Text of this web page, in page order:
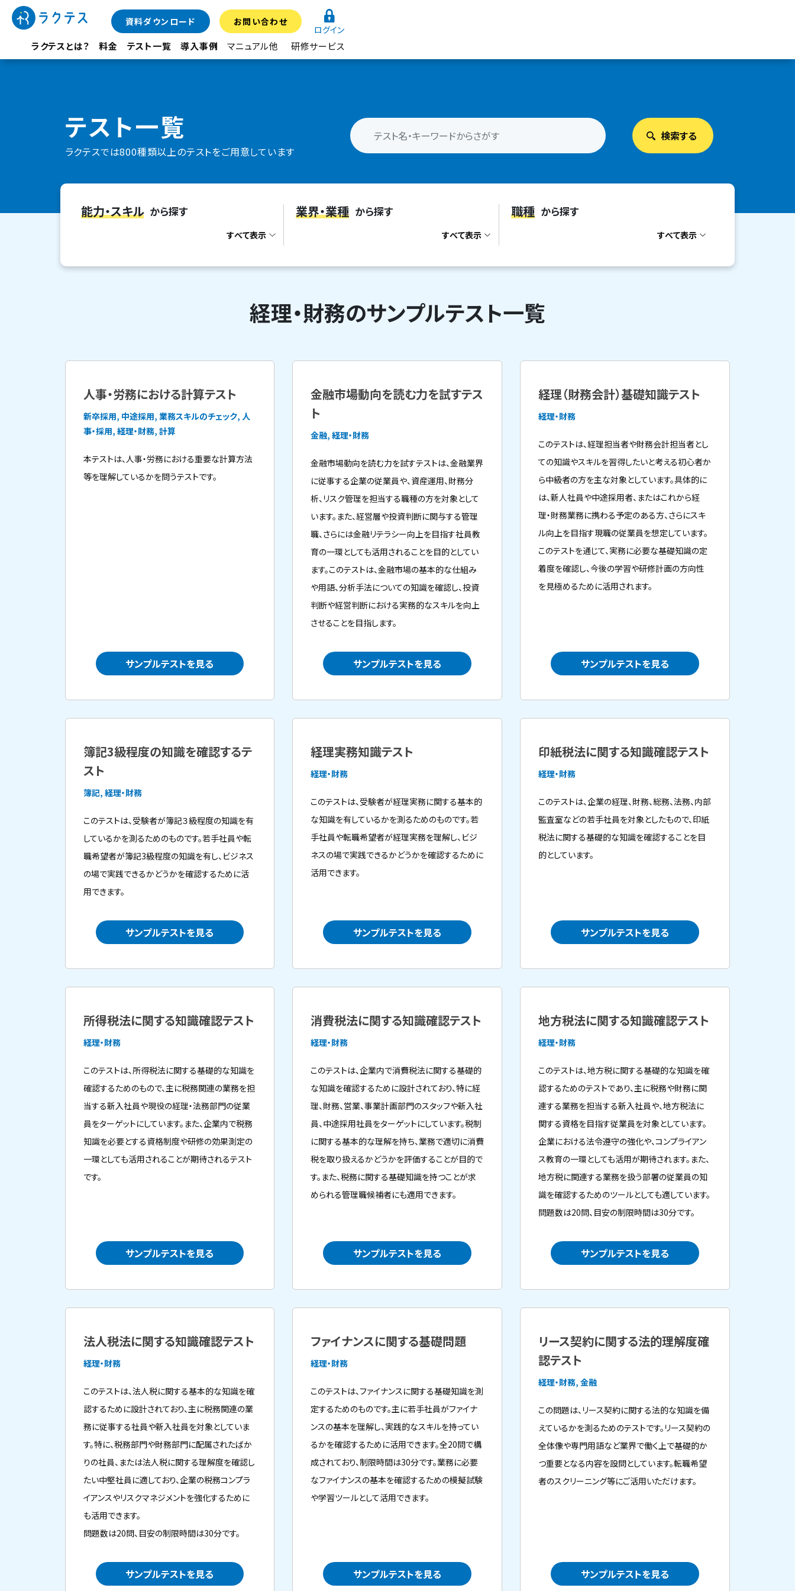
ラクテスとは？ 料金 テスト一覧 導入事例 マニュアル他 研修サービス
資料ダウンロード お問い合わせ
ログイン
テスト一覧
ラクテスでは800種類以上のテストをご用意しています
能力・スキル から探す
すべて表示
業界・業種 から探す
すべて表示
職種 から探す
すべて表示
経理・財務のサンプルテスト一覧
人事・労務における計算テスト
新卒採用, 中途採用, 業務スキルのチェック, 人
事・採用, 経理・財務, 計算
本テストは、人事・労務における重要な計算方法
等を理解しているかを問うテストです。
サンプルテストを見る
金融市場動向を読む力を試すテス
ト
金融, 経理・財務
金融市場動向を読む力を試すテストは、金融業界
に従事する企業の従業員や、資産運用、財務分
析、リスク管理を担当する職種の方を対象として
います。また、経営層や投資判断に関与する管理
職、さらには金融リテラシー向上を目指す社員教
育の一環としても活用されることを目的としてい
ます。このテストは、金融市場の基本的な仕組み
や用語、分析手法についての知識を確認し、投資
判断や経営判断における実務的なスキルを向上
させることを目指します。
サンプルテストを見る
経理（財務会計）基礎知識テスト
経理・財務
このテストは、経理担当者や財務会計担当者とし
ての知識やスキルを習得したいと考える初心者か
ら中級者の方を主な対象としています。具体的に
は、新人社員や中途採用者、またはこれから経
理・財務業務に携わる予定のある方、さらにスキ
ル向上を目指す現職の従業員を想定しています。
このテストを通じて、実務に必要な基礎知識の定
着度を確認し、今後の学習や研修計画の方向性
を見極めるために活用されます。
サンプルテストを見る
簿記3級程度の知識を確認するテ
スト
簿記, 経理・財務
このテストは、受験者が簿記３級程度の知識を有
しているかを測るためのものです。若手社員や転
職希望者が簿記3級程度の知識を有し、ビジネス
の場で実践できるかどうかを確認するために活
用できます。
サンプルテストを見る
経理実務知識テスト
経理・財務
このテストは、受験者が経理実務に関する基本的
な知識を有しているかを測るためのものです。若
手社員や転職希望者が経理実務を理解し、ビジ
ネスの場で実践できるかどうかを確認するために
活用できます。
サンプルテストを見る
印紙税法に関する知識確認テスト
経理・財務
このテストは、企業の経理、財務、総務、法務、内部
監査室などの若手社員を対象としたもので、印紙
税法に関する基礎的な知識を確認することを目
的としています。
サンプルテストを見る
所得税法に関する知識確認テスト
経理・財務
このテストは、所得税法に関する基礎的な知識を
確認するためのもので、主に税務関連の業務を担
当する新入社員や現役の経理・法務部門の従業
員をターゲットにしています。また、企業内で税務
知識を必要とする資格制度や研修の効果測定の
一環としても活用されることが期待されるテスト
です。
サンプルテストを見る
消費税法に関する知識確認テスト
経理・財務
このテストは、企業内で消費税法に関する基礎的
な知識を確認するために設計されており、特に経
理、財務、営業、事業計画部門のスタッフや新入社
員、中途採用社員をターゲットにしています。税制
に関する基本的な理解を持ち、業務で適切に消費
税を取り扱えるかどうかを評価することが目的で
す。また、税務に関する基礎知識を持つことが求
められる管理職候補者にも適用できます。
サンプルテストを見る
地方税法に関する知識確認テスト
経理・財務
このテストは、地方税に関する基礎的な知識を確
認するためのテストであり、主に税務や財務に関
連する業務を担当する新入社員や、地方税法に
関する資格を目指す従業員を対象としています。
企業における法令遵守の強化や、コンプライアン
ス教育の一環としても活用が期待されます。また、
地方税に関連する業務を扱う部署の従業員の知
識を確認するためのツールとしても適しています。
問題数は20問、目安の制限時間は30分です。
サンプルテストを見る
法人税法に関する知識確認テスト
経理・財務
このテストは、法人税に関する基本的な知識を確
認するために設計されており、主に税務関連の業
務に従事する社員や新入社員を対象としていま
す。特に、税務部門や財務部門に配属されたばか
りの社員、または法人税に関する理解度を確認し
たい中堅社員に適しており、企業の税務コンプラ
イアンスやリスクマネジメントを強化するために
も活用できます。
問題数は20問、目安の制限時間は30分です。
サンプルテストを見る
ファイナンスに関する基礎問題
経理・財務
このテストは、ファイナンスに関する基礎知識を測
定するためのものです。主に若手社員がファイナ
ンスの基本を理解し、実践的なスキルを持ってい
るかを確認するために活用できます。全20問で構
成されており、制限時間は30分です。業務に必要
なファイナンスの基本を確認するための模擬試験
や学習ツールとして活用できます。
サンプルテストを見る
リース契約に関する法的理解度確
認テスト
経理・財務, 金融
この問題は、リース契約に関する法的な知識を備
えているかを測るためのテストです。リース契約の
全体像や専門用語など業界で働く上で基礎的か
つ重要となる内容を設問としています。転職希望
者のスクリーニング等にご活用いただけます。
サンプルテストを見る